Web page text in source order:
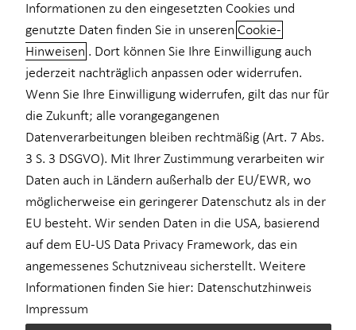
Trainee Finanzberater (m/w/d)
Finanzen gestalten. Zukunft formen.
Im Rahmen Ihrer Trainee-Ausbildung bereiten wir Sie auf den
Neukundengewinnung, über die Beratung bis hin zur Erstellung
individueller Finanzstrategien. Sie erhalten eine anerkannte IHK-
Ausbildung gemäß §34d und § 34f und wählen anschließend den
für sich passenden Karriereweg – entweder ins
kundenorientierte Spezialistentum oder ins führungsorientierte
Management.
Sie sind interessiert an Finanzthemen und haben bereits Ihren
(Fach-) Hochschulabschluss in der Tasche? Sie sind zielstrebig,
Informationen zu den eingesetzten Cookies und
genutzte Daten finden Sie in unseren Cookie-
Hinweisen . Dort können Sie Ihre Einwilligung auch
jederzeit nachträglich anpassen oder widerrufen.
Wenn Sie Ihre Einwilligung widerrufen, gilt das nur für
die Zukunft; alle vorangegangenen
Datenverarbeitungen bleiben rechtmäßig (Art. 7 Abs.
3 S. 3 DSGVO). Mit Ihrer Zustimmung verarbeiten wir
Daten auch in Ländern außerhalb der EU/EWR, wo
möglicherweise ein geringerer Datenschutz als in der
EU besteht. Wir senden Daten in die USA, basierend
auf dem EU-US Data Privacy Framework, das ein
angemessenes Schutzniveau sicherstellt. Weitere
Informationen finden Sie hier: Datenschutzhinweis
Impressum